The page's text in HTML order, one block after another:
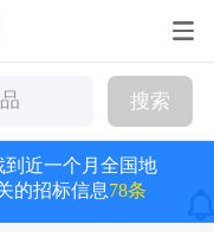
搜索
到近一个月全国地
的招标信息78条